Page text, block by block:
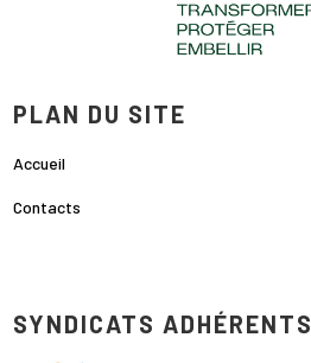
PLAN DU SITE
Accueil
Contacts
SYNDICATS ADHÉRENTS